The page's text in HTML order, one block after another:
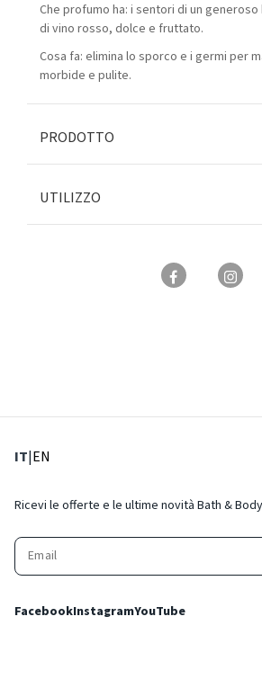
Che profumo ha: i sentori di un
di vino rosso, dolce e fruttato.
Cosa fa: elimina lo sporco e i germi per
morbide e pulite.
PRODOTTO
UTILIZZO
IT: Lingua corrente
|EN
Ricevi le offerte e le ultime novità Bath &
FacebookInstagramYouTube